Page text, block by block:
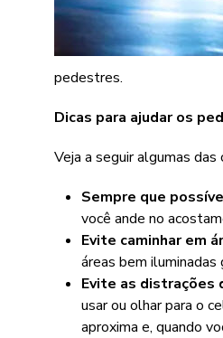
pedestres.
Dicas para ajudar os
Veja a seguir algumas
Sempre que
você ande no
Evite caminhar em
áreas bem
Evite as distrações
usar ou olhar para o
aproxima e, quando